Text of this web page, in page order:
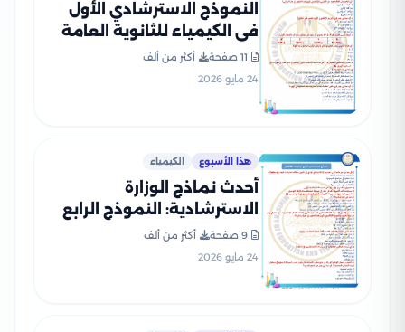
النموذج الاسترشادي الأول
في الكيمياء للثانوية العامة
2026 بصيغة PDF
11 صفحة
أكثر من ألف
24 مايو 2026
هذا الأسبوع الكيمياء
أحدث نماذج الوزارة
الاسترشادية: النموذج الرابع
في الكيمياء للثانوية العامة
2026
9 صفحة
أكثر من ألف
24 مايو 2026